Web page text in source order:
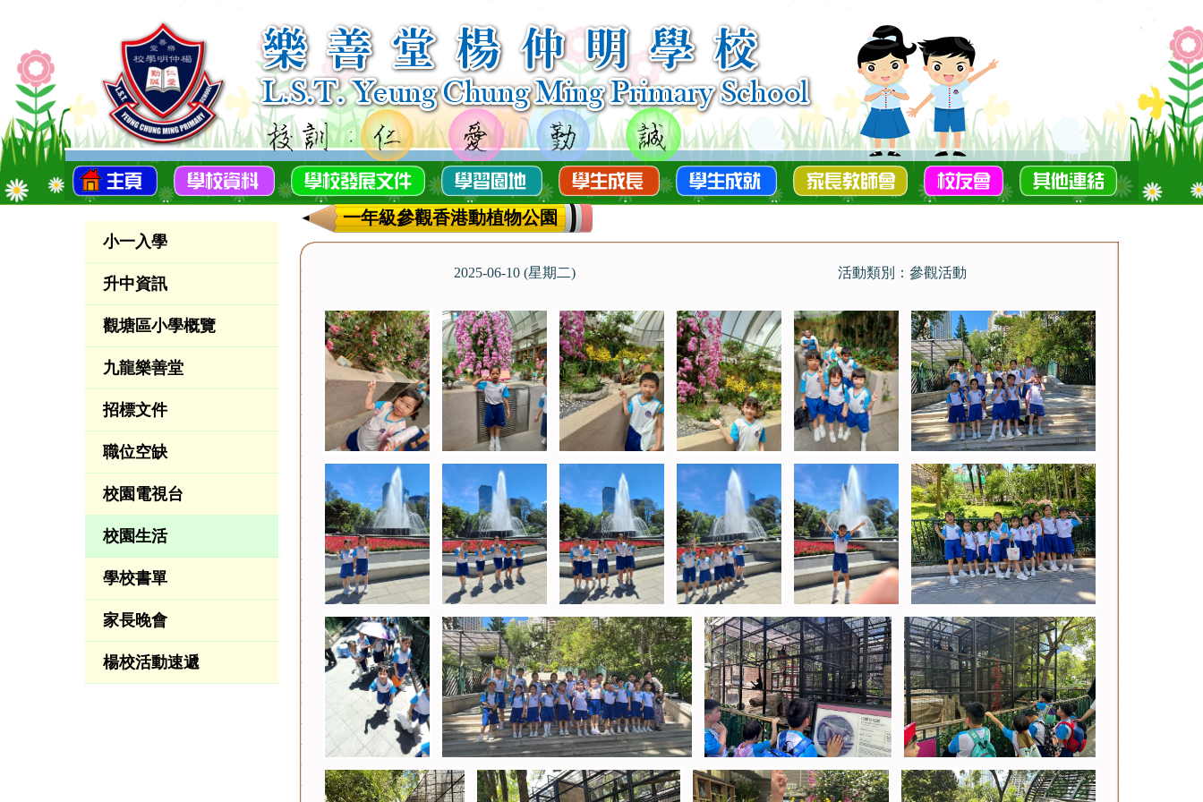
小一入學
升中資訊
觀塘區小學概覽
九龍樂善堂
招標文件
職位空缺
校園電視台
校園生活
學校書單
家長晚會
楊校活動速遞
一年級參觀香港動植物公園
2025-06-10 (星期二) 活動類別：參觀活動